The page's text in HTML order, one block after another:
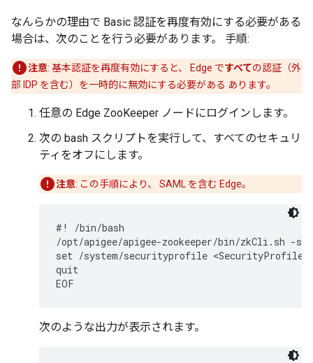
なんらかの理由で Basic 認証を再度有効にする必要がある
場合は、次のことを行う必要があります。 手順:
注意: 基本認証を再度有効にすると、 Edge ですべての認証（外
部 IDP を含む）を一時的に無効にする必要がある あります。
任意の Edge ZooKeeper ノードにログインします。
次の bash スクリプトを実行して、すべてのセキュリ
ティをオフにします。
注意: この手順により、 SAML を含む Edge。
#! /bin/bash
/opt/apigee/apigee-zookeeper/bin/zkCli.sh -
set /system/securityprofile
quit
EOF
次のような出力が表示されます。